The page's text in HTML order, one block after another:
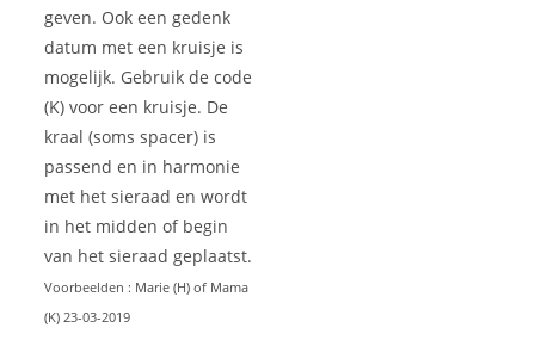
geven. Ook een gedenk
datum met een kruisje is
mogelijk. Gebruik de code
(K) voor een kruisje. De
kraal (soms spacer) is
passend en in harmonie
met het sieraad en wordt
in het midden of begin
van het sieraad geplaatst.
Voorbeelden : Marie (H) of Mama
(K) 23-03-2019